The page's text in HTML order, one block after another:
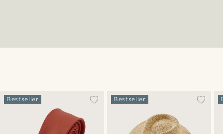
Bestseller Bestseller